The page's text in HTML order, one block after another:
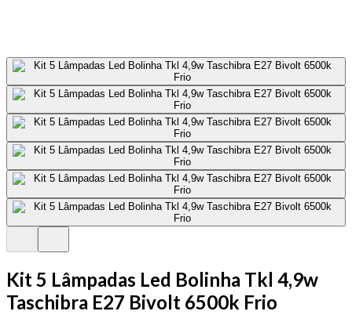
Kit 5 Lâmpadas Led Bolinha Tkl 4,9w
Taschibra E27 Bivolt 6500k Frio